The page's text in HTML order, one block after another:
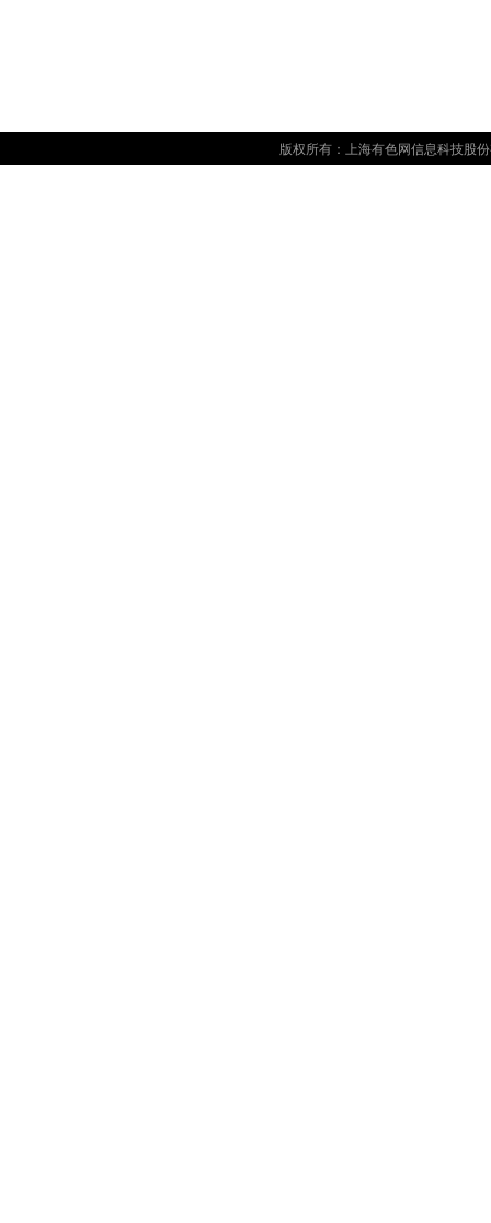
版权所有：上海有色网信息科技股